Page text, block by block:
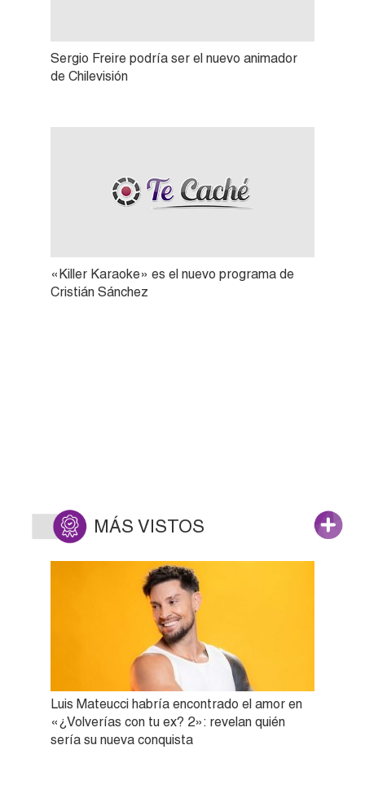
Sergio Freire podría ser el nuevo animador
de Chilevisión
«Killer Karaoke» es el nuevo programa de
Cristián Sánchez
MÁS VISTOS
Luis Mateucci habría encontrado el amor en
«¿Volverías con tu ex? 2»: revelan quién
sería su nueva conquista